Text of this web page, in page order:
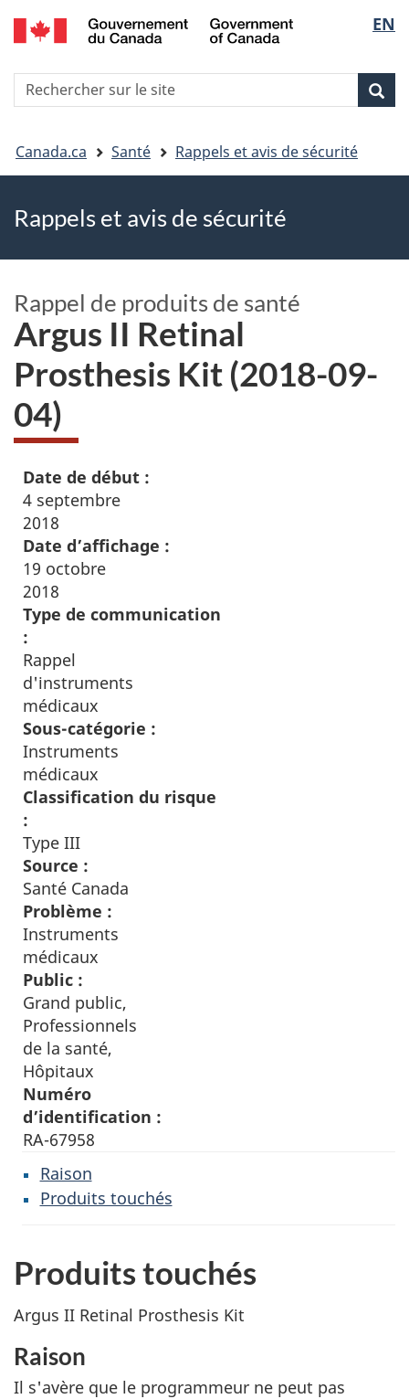
Skip
to
Skip
to
Passer
à
HTML
de
la
EN
Recherche
Vous
êtes
ici
Canada.ca Santé Rappels et avis de sécurité
Rappels et avis de sécurité
Rappel de produits de santé
Argus II Retinal
Prosthesis Kit (2018-09-
04)
Date de début :
4 septembre
2018
Date d’affichage :
19 octobre
2018
Type de communication
:
Rappel
d'instruments
médicaux
Sous-catégorie :
Instruments
médicaux
Classification du risque
:
Type III
Source :
Santé Canada
Problème :
Instruments
médicaux
Public :
Grand public,
Professionnels
de la santé,
Hôpitaux
Numéro
d’identification :
RA-67958
Raison
Produits touchés
Produits touchés
Argus II Retinal Prosthesis Kit
Raison
Il s'avère que le programmeur ne peut pas